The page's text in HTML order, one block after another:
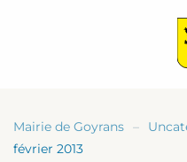
Mairie de Goyrans
février 2013